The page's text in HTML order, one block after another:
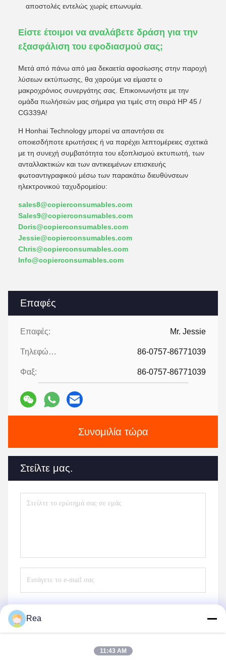
Επαφές
Επαφές: Mr. Jessie
Τηλεφώνημα: 86-0757-86771039
Φαξ: 86-0757-86771039
Συνομιλία τώρα
Στείλτε μας.
αποστολές εντελώς χωρίς επωνυμία.
Είστε έτοιμοι να αναλάβετε δράση για την
εξασφάλιση του εφοδιασμού σας;
Μετά από πάνω από μια δεκαετία αφοσίωσης στην παροχή
λύσεων εκτύπωσης, θα χαρούμε να είμαστε ο
μακροχρόνιος συνεργάτης σας. Επικοινωνήστε με την
ομάδα πωλήσεών μας σήμερα για τιμές στη σειρά HP 45 /
CG339A!
Η Honhai Technology μπορεί να απαντήσει σε
οποιεσδήποτε ερωτήσεις ή να παρέχει λεπτομέρειες σχετικά
με τη συνεχή συμβατότητα του εξοπλισμού εκτυπωτή, των
ανταλλακτικών και των αντικειμένων επισκευής
φωτοαντιγραφικού μέσω των παρακάτω διευθύνσεων
ηλεκτρονικού ταχυδρομείου:
sales8@copierconsumables.com
Sales9@copierconsumables.com
Doris@copierconsumables.com
Jessie@copierconsumables.com
Chris@copierconsumables.com
Info@copierconsumables.com
Rea
11:43 AM